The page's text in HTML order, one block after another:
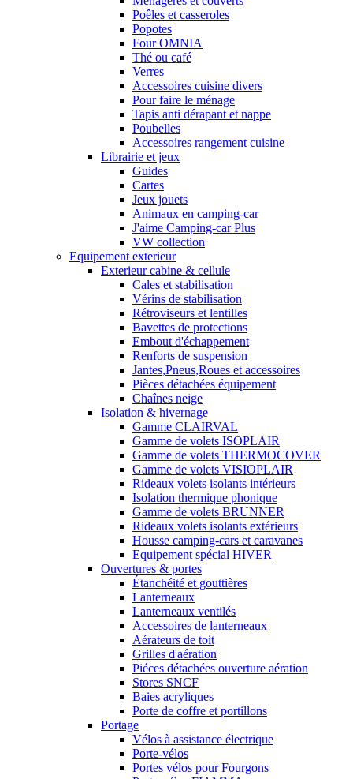
Poêles et casseroles
Popotes
Four OMNIA
Thé ou café
Verres
Accessoires cuisine divers
Pour faire le ménage
Tapis anti dérapant et nappe
Poubelles
Accessoires rangement cuisine
Librairie et jeux
Guides
Cartes
Jeux jouets
Animaux en camping-car
J'aime Camping-car Plus
VW collection
Equipement exterieur
Exterieur cabine & cellule
Cales et stabilisation
Vérins de stabilisation
Rétroviseurs et lentilles
Bavettes de protections
Embout d'échappement
Renforts de suspension
Jantes,Pneus,Roues et accessoires
Pièces détachées équipement
Chaînes neige
Isolation & hivernage
Gamme CLAIRVAL
Gamme de volets ISOPLAIR
Gamme de volets THERMOCOVER
Gamme de volets VISIOPLAIR
Rideaux volets isolants intérieurs
Isolation thermique phonique
Gamme de volets BRUNNER
Rideaux volets isolants extérieurs
Housse camping-cars et caravanes
Equipement spécial HIVER
Ouvertures & portes
Étanchéité et gouttières
Lanterneaux
Lanterneaux ventilés
Accessoires de lanterneaux
Aérateurs de toit
Grilles d'aération
Piéces détachées ouverture aération
Stores SNCF
Baies acryliques
Porte de coffre et portillons
Portage
Vélos à assistance électrique
Porte-vélos
Portes vélos pour Fourgons